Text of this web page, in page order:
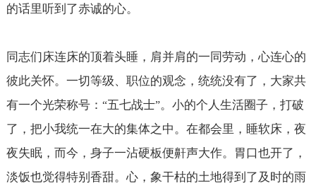
的话里听到了赤诚的心。
同志们床连床的顶着头睡，肩并肩的一同劳动，心连心的
彼此关怀。一切等级、职位的观念，统统没有了，大家共
有一个光荣称号： “五七战士”。小的个人生活圈子，打破
了，把小我统一在大的集体之中。在都会里，睡软床，夜
夜失眠，而今，身子一沾硬板便鼾声大作。胃口也开了，
淡饭也觉得特别香甜。心，象干枯的土地得到了及时的雨